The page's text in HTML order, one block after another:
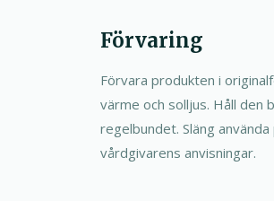
Förvaring
Förvara produkten i
värme och solljus. Håll den
regelbundet. Släng
vårdgivarens anvisningar.